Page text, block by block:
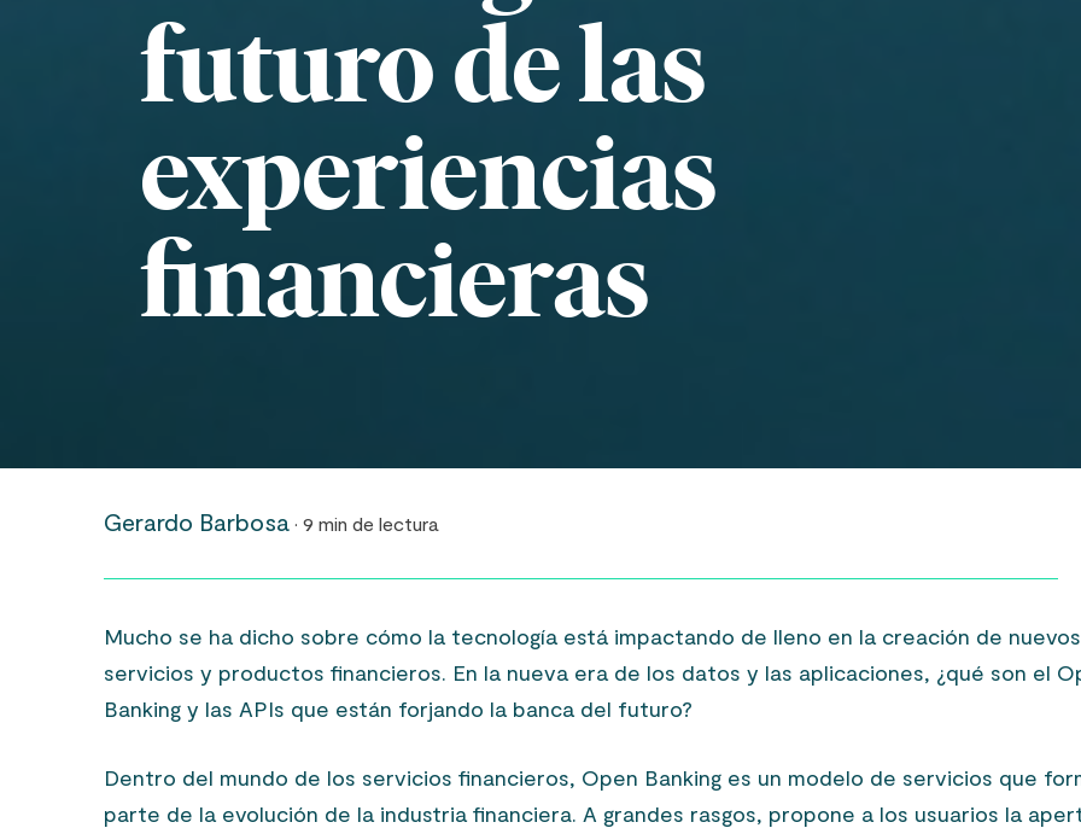
futuro de las
experiencias
financieras
Gerardo Barbosa · 9 min de lectura
Mucho se ha dicho sobre cómo la tecnología está impactando de lleno en la creación de nuevos
servicios y productos financieros. En la nueva era de los datos y las aplicaciones, ¿qué son el
Banking y las APIs que están forjando la banca del futuro?
Dentro del mundo de los servicios financieros, Open Banking es un modelo de servicios que
parte de la evolución de la industria financiera. A grandes rasgos, propone a los usuarios la